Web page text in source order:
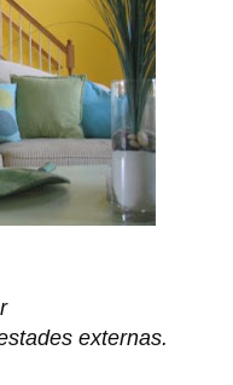
externas.